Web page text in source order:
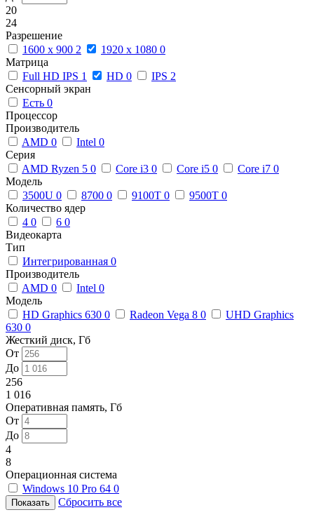
20
24
Разрешение
1600 x 900 2 1920 x 1080 0
Матрица
Full HD IPS 1 HD 0 IPS 2
Сенсорный экран
Есть 0
Процессор
Производитель
AMD 0 Intel 0
Серия
AMD Ryzen 5 0 Core i3 0 Core i5 0 Core i7 0
Модель
3500U 0 8700 0 9100T 0 9500T 0
Количество ядер
4 0 6 0
Видеокарта
Тип
Интегрированная 0
Производитель
AMD 0 Intel 0
Модель
HD Graphics 630 0 Radeon Vega 8 0
UHD Graphics
630 0
Жесткий диск, Гб
От
До
256
1 016
Оперативная память, Гб
От
До
4
8
Операционная система
Windows 10 Pro 64 0
Сбросить все